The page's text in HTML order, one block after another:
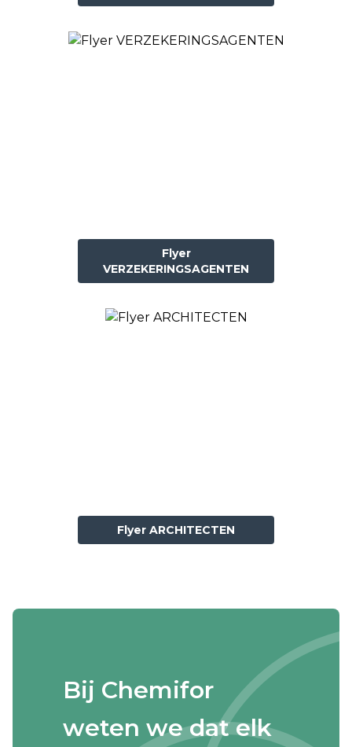
Flyer
VERZEKERINGSAGENTEN
Flyer ARCHITECTEN
Bij Chemifor
weten we dat elk